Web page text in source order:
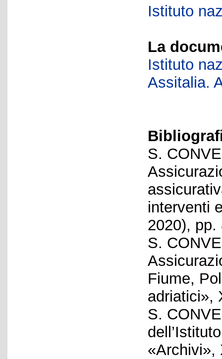
Istituto
La
Istituto
Assitalia.
S.
interventi
2020), pp.
S.
Fiume,
adriatici»,
S.
«Archivi»,